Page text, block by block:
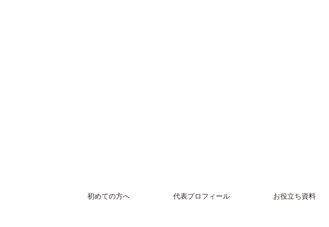
初めての方へ 代表プロフィール お役立ち資料